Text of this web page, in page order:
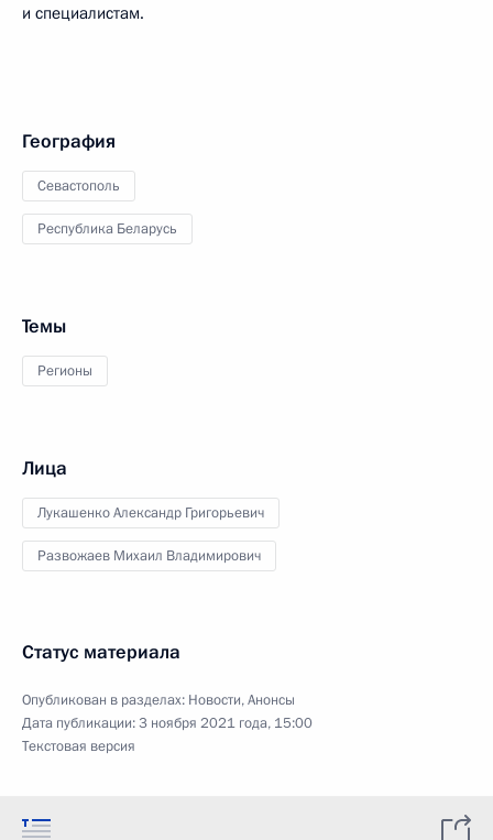
и специалистам.
География
Севастополь
Республика Беларусь
Темы
Регионы
Лица
Лукашенко Александр Григорьевич
Развожаев Михаил Владимирович
Статус материала
Опубликован в разделах: Новости,Анонсы
Дата публикации:3 ноября 2021 года, 15:00
Текстовая версия